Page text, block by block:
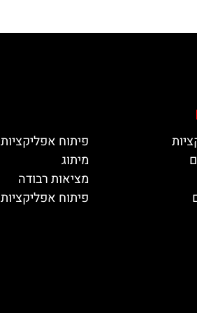
פיתוח
מיתוג
מציאות רבודה
פיתוח אפליקציות